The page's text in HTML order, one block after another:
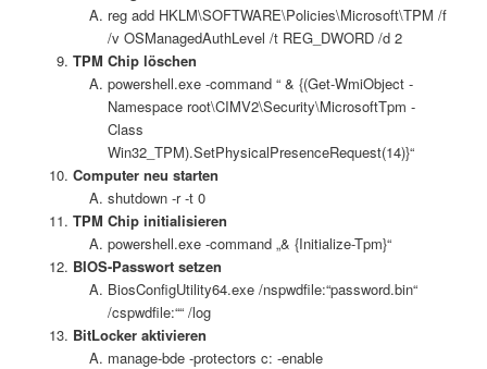
reg add HKLM\SOFTWARE\Policies\Microsoft\TPM /f
/v OSManagedAuthLevel /t REG_DWORD /d 2
TPM Chip löschen
powershell.exe -command “ & {(Get-WmiObject -
Namespace root\CIMV2\Security\MicrosoftTpm -
Class
Win32_TPM).SetPhysicalPresenceRequest(14)}“
Computer neu starten
shutdown -r -t 0
TPM Chip initialisieren
powershell.exe -command „& {Initialize-Tpm}“
BIOS-Passwort setzen
BiosConfigUtility64.exe /nspwdfile:“password.bin“
/cspwdfile:““ /log
BitLocker aktivieren
manage-bde -protectors c: -enable